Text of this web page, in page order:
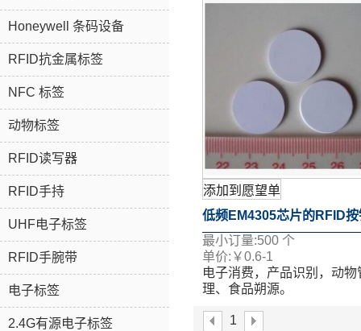
Honeywell 条码设备
RFID抗金属标签
NFC 标签
动物标签
RFID读写器
RFID手持
UHF电子标签
RFID手腕带
电子标签
2.4G有源电子标签
添加到愿望单
低频EM4305芯片的RFID
签的RFID标签
最小订量:500 个
单价: ￥0.6-1
电子消费，产品识别，动物
理、食品朔源。
等多个工艺。
1